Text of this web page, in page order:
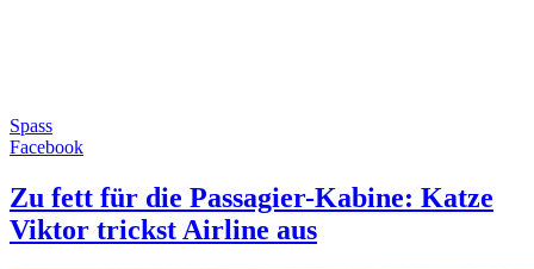
Spass
Facebook
Zu fett für die Passagier-Kabine: Katze
Viktor trickst Airline aus